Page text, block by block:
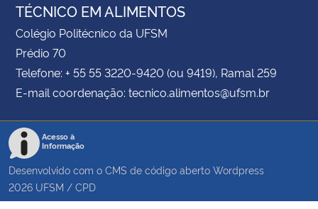
TÉCNICO EM ALIMENTOS
Colégio Politécnico da UFSM
Prédio 70
Telefone: + 55 55 3220-9420 (ou 9419), Ramal 259
E-mail coordenação: tecnico.alimentos@ufsm.br
Acesso à
Informação
Desenvolvido com o CMS de código aberto Wordpress
2026 UFSM / CPD